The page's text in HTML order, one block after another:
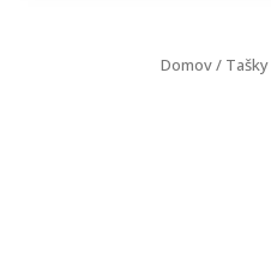
Domov/ Tašky